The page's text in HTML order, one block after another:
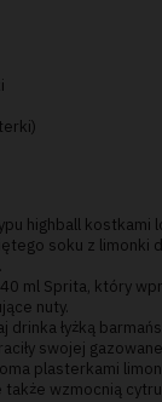
highball kostkami
soku z limonki
ml Sprita, który
nuty.
drinka łyżką
swojej
plasterkami
także wzmocnią